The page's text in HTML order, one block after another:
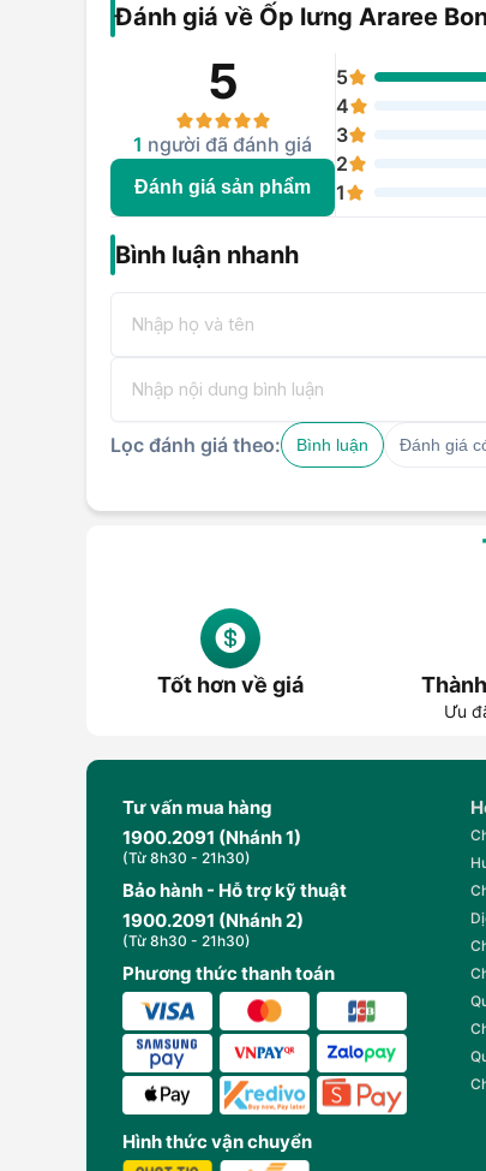
Đánh giá về Ốp lưng Araree
5
1 người đã đánh giá
Đánh giá sản phẩm
5
4
3
2
1
Bình luận nhanh
Lọc đánh giá theo: Bình luận Đánh giá
Tốt hơn về giá
Ưu
Tư vấn mua hàng
1900.2091 (Nhánh 1)
(Từ 8h30 - 21h30)
Bảo hành - Hỗ trợ kỹ thuật
1900.2091 (Nhánh 2)
(Từ 8h30 - 21h30)
Phương thức thanh toán
Hình thức vận chuyển